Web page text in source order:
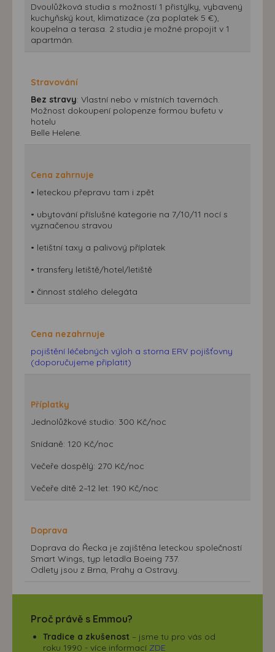
Dvoulůžková studia s možností 1 přistýlky, vybavený
kuchyňský kout, klimatizace (za poplatek 5 €),
koupelna a terasa. 2 studia je možné propojit v 1
apartmán.
Stravování
Bez stravy: Vlastní nebo v místních tavernách.
Možnost dokoupení polopenze formou bufetu v
hotelu
Belle Helene.
Cena zahrnuje
• leteckou přepravu tam i zpět
• ubytování příslušné kategorie na 7/10/11 nocí s
vyznačenou stravou
• letištní taxy a palivový příplatek
• transfery letiště/hotel/letiště
• činnost stálého delegáta
Cena nezahrnuje
pojištění léčebných výloh a storna ERV pojišťovny
(doporučujeme připlatit)
Příplatky
Jednolůžkové studio: 300 Kč/noc
Snídaně: 120 Kč/noc
Večeře dospělý: 270 Kč/noc
Večeře dítě 2–12 let: 190 Kč/noc
Doprava
Doprava do Řecka je zajištěna leteckou společností
Smart Wings, typ letadla Boeing 737.
Odlety jsou z Brna, Prahy a Ostravy.
Proč právě s Emmou?
Tradice a zkušenost – jsme tu pro vás od
roku 1990 - více informací ZDE